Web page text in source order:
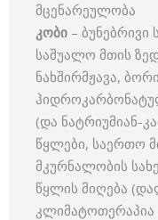
მცენარეულობა
კობი –
საშუალო მთის
ნახშირმჟავა,
(და ნატრიუმიან-
წყლები, საერთო
მკურნალობის
წყლის მიღება
კლიმატოთერაპია